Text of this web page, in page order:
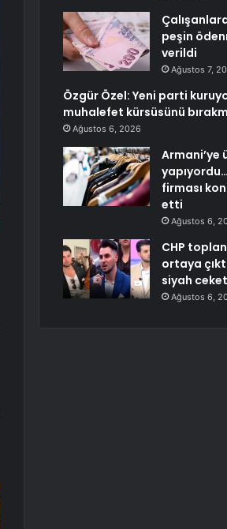
peşin
verildi
Ağustos 7,
Özgür Özel: Yeni parti
muhalefet kürsüsünü
Ağustos 6, 2026
Armani’ye
firması
etti
Ağustos 6,
CHP
ortaya
siyah
Ağustos 6,